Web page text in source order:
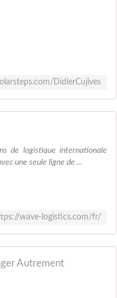
DidierCujives
de logistique internationale
une seule ligne de ...
wave-logistics.com/fr/
Autrement